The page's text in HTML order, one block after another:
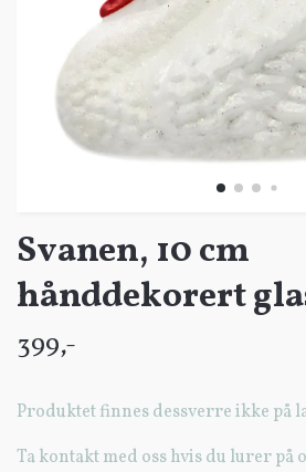
Svanen, 10 cm
hånddekorert
399,-
Produktet finnes dessverre ikke på
Ta kontakt med oss hvis du lurer på